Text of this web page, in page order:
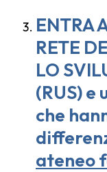
ENTRA
RETE
LO
(RUS)e
che
ateneo